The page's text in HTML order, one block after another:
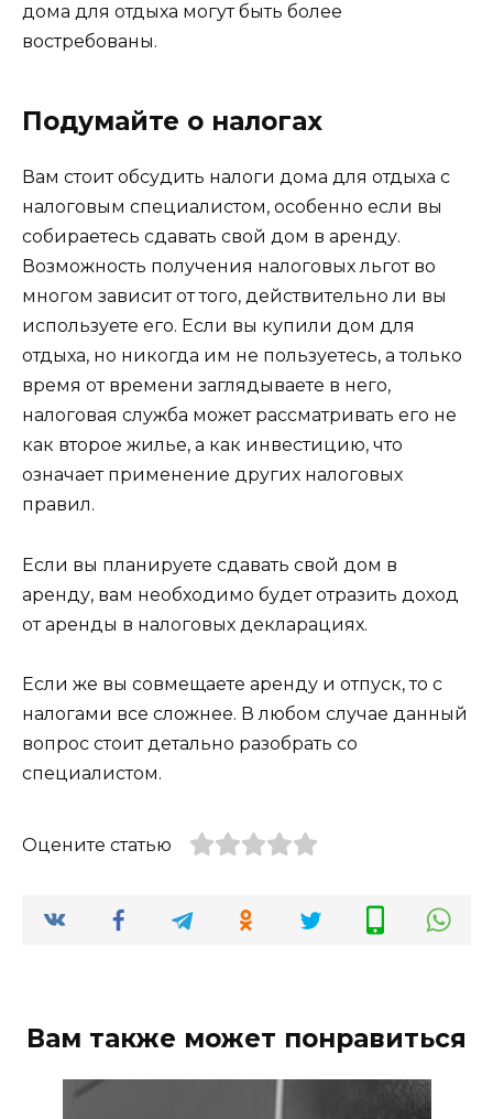
дома для отдыха могут быть более
востребованы.
Подумайте о налогах
Вам стоит обсудить налоги дома для отдыха с
налоговым специалистом, особенно если вы
собираетесь сдавать свой дом в аренду.
Возможность получения налоговых льгот во
многом зависит от того, действительно ли вы
используете его. Если вы купили дом для
отдыха, но никогда им не пользуетесь, а только
время от времени заглядываете в него,
налоговая служба может рассматривать его не
как второе жилье, а как инвестицию, что
означает применение других налоговых
правил.
Если вы планируете сдавать свой дом в
аренду, вам необходимо будет отразить доход
от аренды в налоговых декларациях.
Если же вы совмещаете аренду и отпуск, то с
налогами все сложнее. В любом случае данный
вопрос стоит детально разобрать со
специалистом.
Оцените статью
Вам также может понравиться